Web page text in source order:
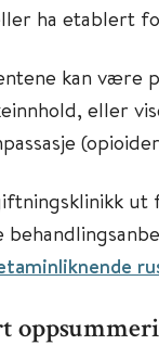
ha etablert
kan være
eller
ut